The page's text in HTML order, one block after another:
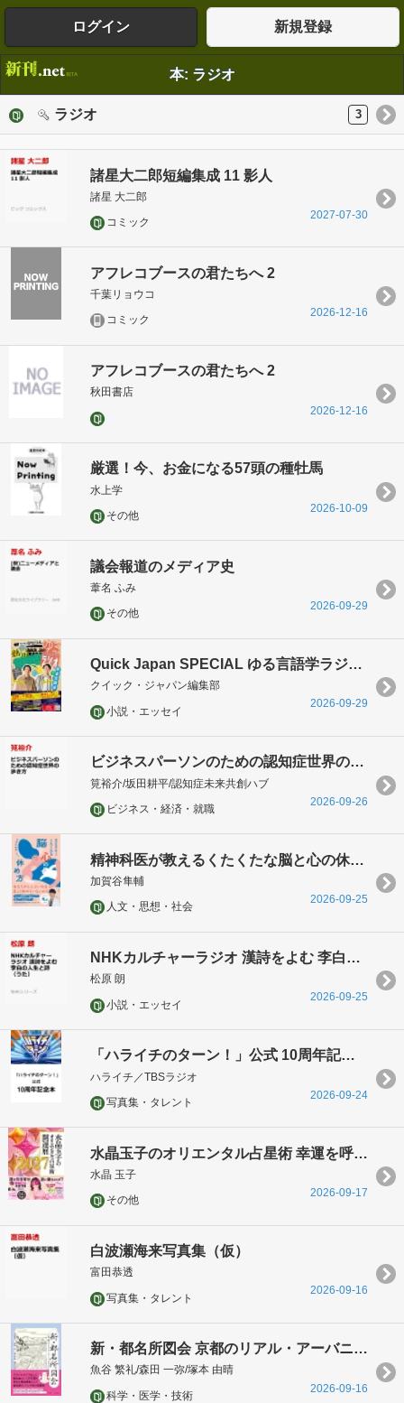
ログイン 新規登録
本: ラジオ
ラジオ 3
諸星大二郎短編集成 11 影人
諸星 大二郎
コミック
2027-07-30
アフレコブースの君たちへ 2
千葉リョウコ
コミック
2026-12-16
アフレコブースの君たちへ 2
秋田書店
2026-12-16
厳選！今、お金になる57頭の種牡馬
水上学
その他
2026-10-09
議会報道のメディア史
葦名 ふみ
その他
2026-09-29
Quick Japan SPECIAL ゆる言語学ラジオ 完全攻略本
クイック・ジャパン編集部
小説・エッセイ
2026-09-29
ビジネスパーソンのための認知症世界の歩き方
筧裕介/坂田耕平/認知症未来共創ハブ
ビジネス・経済・就職
2026-09-26
精神科医が教えるくたくたな脳と心の休め方
加賀谷隼輔
人文・思想・社会
2026-09-25
NHKカルチャーラジオ 漢詩をよむ 李白の人生と詩（うた）
松原 朗
小説・エッセイ
2026-09-25
「ハライチのターン！」公式 10周年記念本
ハライチ／TBSラジオ
写真集・タレント
2026-09-24
水晶玉子のオリエンタル占星術 幸運を呼ぶ365日メッセージつき 開運暦2027
水晶 玉子
その他
2026-09-17
白波瀬海来写真集（仮）
富田恭透
写真集・タレント
2026-09-16
新・都名所図会 京都のリアル・アーバニズム
魚谷 繁礼/森田 一弥/塚本 由晴
科学・医学・技術
2026-09-16